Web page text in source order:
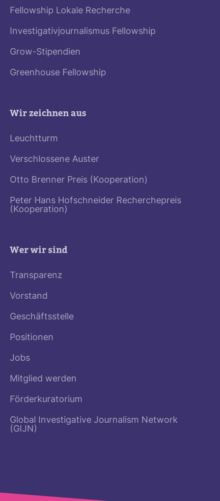
Fellowship Lokale Recherche
Investigativjournalismus Fellowship
Grow-Stipendien
Greenhouse Fellowship
Wir zeichnen aus
Leuchtturm
Verschlossene Auster
Otto Brenner Preis (Kooperation)
Peter Hans Hofschneider Recherchepreis
(Kooperation)
Wer wir sind
Transparenz
Vorstand
Geschäftsstelle
Positionen
Jobs
Mitglied werden
Förderkuratorium
Global Investigative Journalism Network
(GIJN)